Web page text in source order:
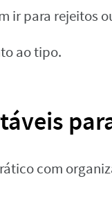
ir para rejeitos
ao tipo.
com